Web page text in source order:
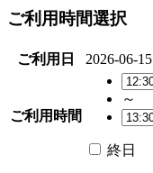
ご利用時間選択
ご利用日 2026-06-15
ご利用時間
～
終日